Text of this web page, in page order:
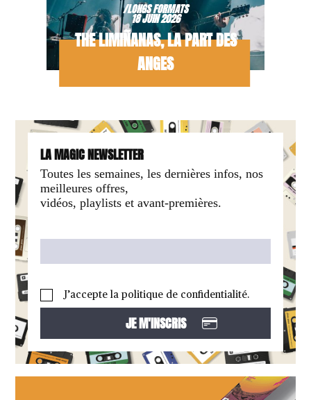
/LONGS FORMATS
18 JUIN 2026
THE LIMIÑANAS, LA PART DES
ANGES
LA MAGIC NEWSLETTER
Toutes les semaines, les dernières infos, nos
meilleures offres,
vidéos, playlists et avant-premières.
J’accepte la politique de confidentialité.